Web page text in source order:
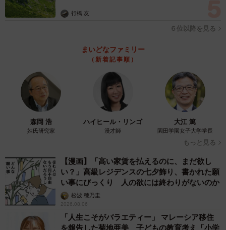
行橋 友
６位以降を見る
まいどなファミリー
（新着記事順）
森岡 浩
姓氏研究家
ハイヒール・リンゴ
漫才師
大江 篤
園田学園女子大学学長
もっと見る
【漫画】「高い家賃を払えるのに、まだ欲し
い？」高級レジデンスの七夕飾り、書かれた願
い事にびっくり 人の欲には終わりがないのか
松波 穂乃圭
2026.08.06
「人生こそがバラエティー」 マレーシア移住
を報告した菊地亜美 子どもの教育考え「小学